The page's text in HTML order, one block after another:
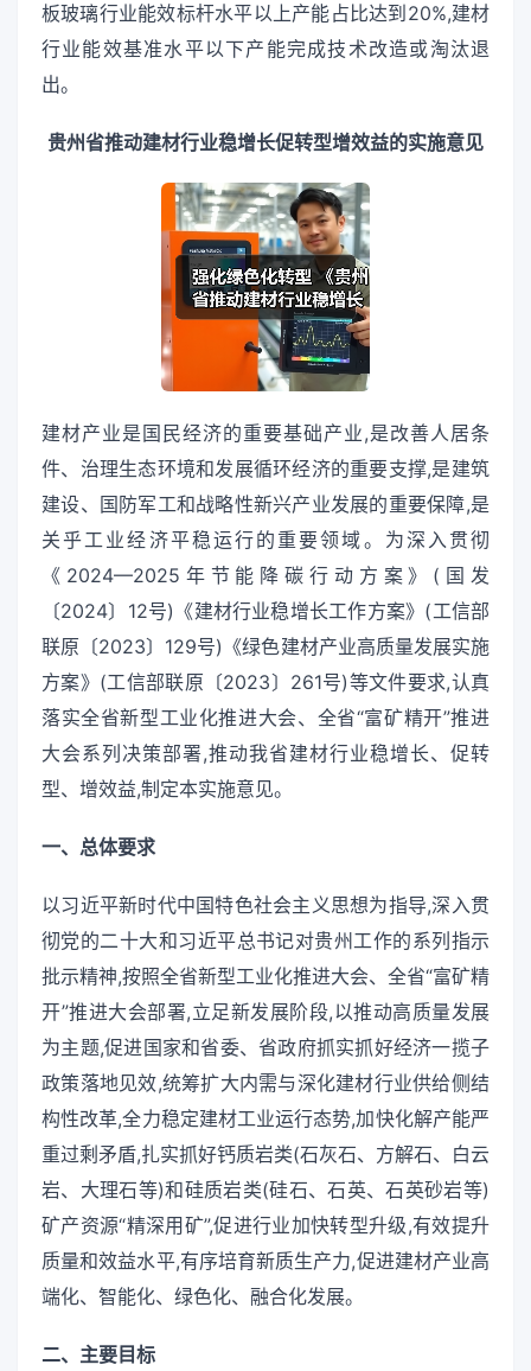
板玻璃行业能效标杆水平以上产能占比达到20%,建材
行业能效基准水平以下产能完成技术改造或淘汰退
出。
贵州省推动建材行业稳增长促转型增效益的实施意见
建材产业是国民经济的重要基础产业,是改善人居条
件、治理生态环境和发展循环经济的重要支撑,是建筑
建设、国防军工和战略性新兴产业发展的重要保障,是
关乎工业经济平稳运行的重要领域。为深入贯彻
《2024—2025年节能降碳行动方案》(国发
〔2024〕12号)《建材行业稳增长工作方案》(工信部
联原〔2023〕129号)《绿色建材产业高质量发展实施
方案》(工信部联原〔2023〕261号)等文件要求,认真
落实全省新型工业化推进大会、全省“富矿精开”推进
大会系列决策部署,推动我省建材行业稳增长、促转
型、增效益,制定本实施意见。
一、总体要求
以习近平新时代中国特色社会主义思想为指导,深入贯
彻党的二十大和习近平总书记对贵州工作的系列指示
批示精神,按照全省新型工业化推进大会、全省“富矿精
开”推进大会部署,立足新发展阶段,以推动高质量发展
为主题,促进国家和省委、省政府抓实抓好经济一揽子
政策落地见效,统筹扩大内需与深化建材行业供给侧结
构性改革,全力稳定建材工业运行态势,加快化解产能严
重过剩矛盾,扎实抓好钙质岩类(石灰石、方解石、白云
岩、大理石等)和硅质岩类(硅石、石英、石英砂岩等)
矿产资源“精深用矿”,促进行业加快转型升级,有效提升
质量和效益水平,有序培育新质生产力,促进建材产业高
端化、智能化、绿色化、融合化发展。
二、主要目标